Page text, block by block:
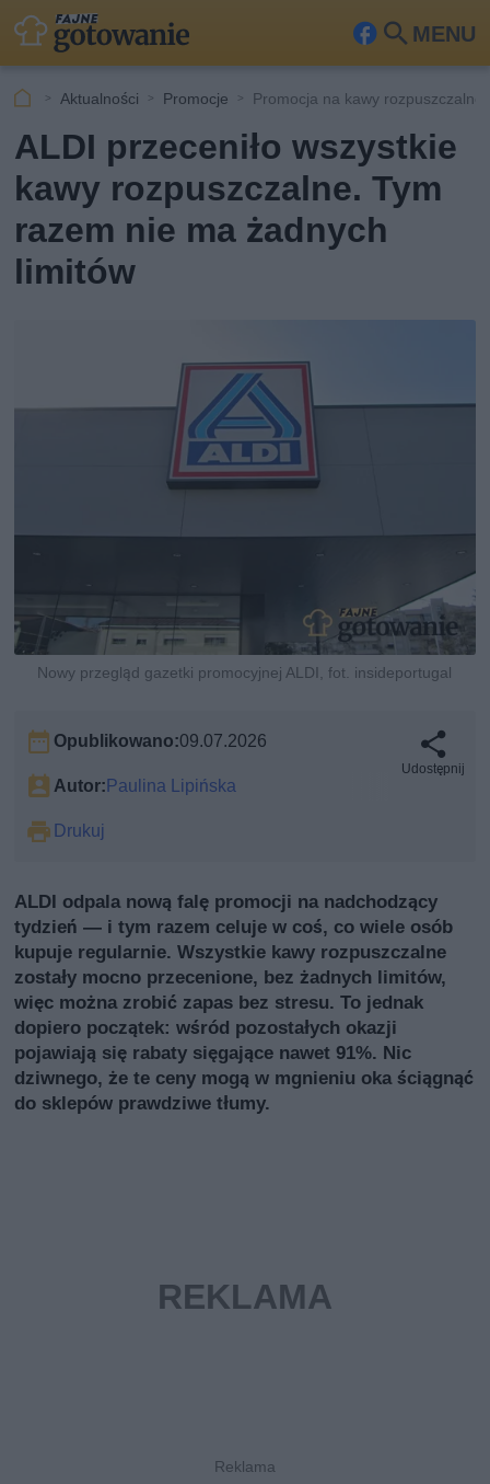
MENU
Fa
ook
Szu
Aktualności Promocje Promocja na kawy rozpuszczalne
ALDI przeceniło wszystkie
kawy rozpuszczalne. Tym
razem nie ma żadnych
limitów
Nowy przegląd gazetki promocyjnej ALDI, fot. insideportugal
Opublikowano:09.07.2026
Autor:Paulina Lipińska
Drukuj
Udostępnij
ALDI odpala nową falę promocji na nadchodzący
tydzień — i tym razem celuje w coś, co wiele osób
kupuje regularnie. Wszystkie kawy rozpuszczalne
zostały mocno przecenione, bez żadnych limitów,
więc można zrobić zapas bez stresu. To jednak
dopiero początek: wśród pozostałych okazji
pojawiają się rabaty sięgające nawet 91%. Nic
dziwnego, że te ceny mogą w mgnieniu oka ściągnąć
do sklepów prawdziwe tłumy.